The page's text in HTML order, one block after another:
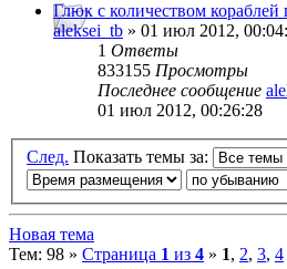
Глюк с количеством кораблей
aleksei_tb » 01 июл 2012,
1 Ответы
833155 Просмотры
Последнее сообщение
01 июл 2012, 00:26:28
След. Показать темы за:
Новая тема
Тем: 98 » Страница 1 из 4 » 1, 2, 3, 4